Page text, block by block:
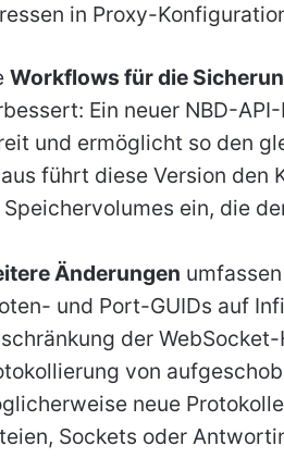
in Proxy-
Workflows für die
Ein neuer NBD-
und ermöglicht so den
führt diese Version den
ein, die
Änderungen
und Port-GUIDs auf
der
von
neue
Sockets oder